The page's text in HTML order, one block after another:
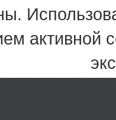
активной